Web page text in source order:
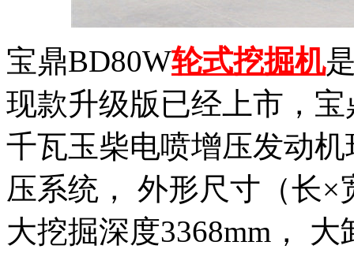
宝鼎BD80W轮式挖掘机
现款升级版已经上市，宝
千瓦玉柴电喷增压发动
压系统，
外形尺寸（长×
大挖掘深度3368mm， 大